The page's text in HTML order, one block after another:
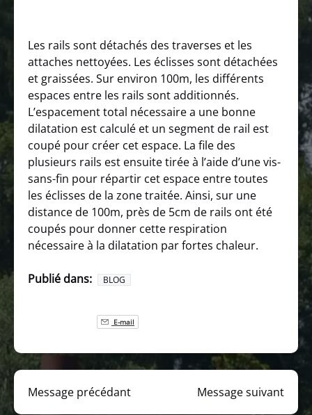
Les rails sont détachés des traverses et les
attaches nettoyées. Les éclisses sont détachées
et graissées. Sur environ 100m, les différents
espaces entre les rails sont additionnés.
L’espacement total nécessaire a une bonne
dilatation est calculé et un segment de rail est
coupé pour créer cet espace. La file des
plusieurs rails est ensuite tirée à l’aide d’une vis-
sans-fin pour répartir cet espace entre toutes
les éclisses de la zone traitée. Ainsi, sur une
distance de 100m, près de 5cm de rails ont été
coupés pour donner cette respiration
nécessaire à la dilatation par fortes chaleur.
Publié dans: BLOG
E-mail
Message précédant Message suivant